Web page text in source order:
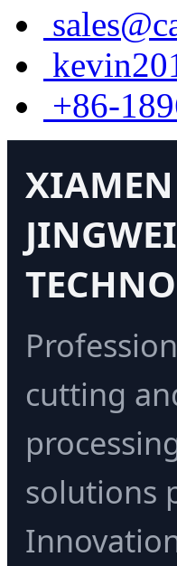
+86-
XIAMEN
JINGWEI
cutting
solutions